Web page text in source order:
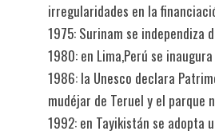
irregularidades en la
1975: Surinam se independiza
1980: en Lima,Perú se
1986: la Unesco declara
mudéjar de Teruel y el parque
1992: en Tayikistán se adopta